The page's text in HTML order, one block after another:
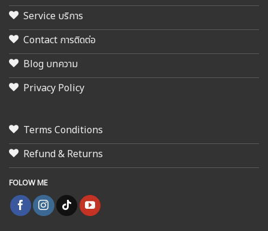
Service บริการ
Contact การติดต่อ
Blog บทความ
Privacy Policy
Terms Conditions
Refund & Returns
FOLOW ME